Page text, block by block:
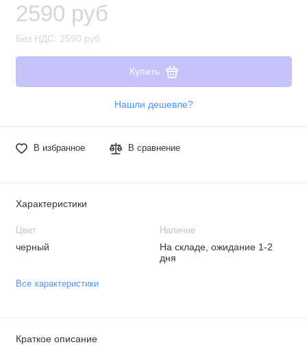
2590 руб
Без НДС: 2590 руб
Купить
Нашли дешевле?
В избранное В сравнение
Характеристики
Цвет
черный
Наличие
На складе, ожидание 1-2
дня
Все характеристики
Краткое описание